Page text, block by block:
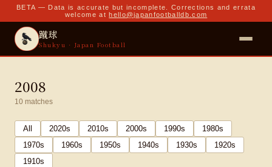
BETA — Data is accurate but incomplete. Corrections and errata
welcome at hello@japanfootballdb.com
蹴球
Shukyu · Japan Football
2008
10 matches
All 2020s 2010s 2000s 1990s 1980s
1970s 1960s 1950s 1940s 1930s 1920s
1910s